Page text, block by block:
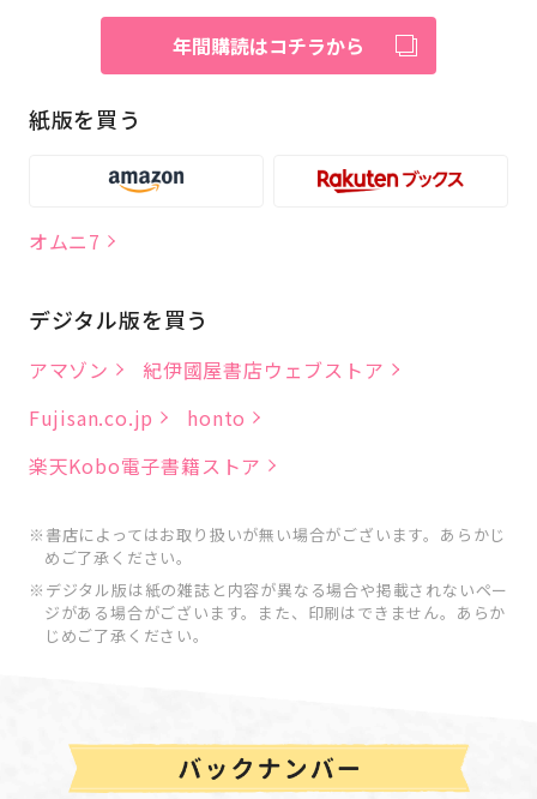
年間購読はコチラから
紙版を買う
オムニ7
デジタル版を買う
アマゾン
紀伊國屋書店ウェブストア
Fujisan.co.jp
honto
楽天Kobo電子書籍ストア
書店によってはお取り扱いが無い場合がございます。あらかじ
めご了承ください。
デジタル版は紙の雑誌と内容が異なる場合や掲載されないペー
ジがある場合がございます。また、印刷はできません。あらか
じめご了承ください。